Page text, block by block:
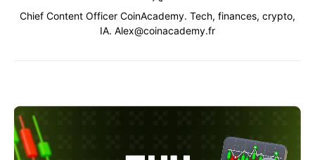
Chief Content Officer CoinAcademy. Tech, finances, crypto,
IA. Alex@coinacademy.fr